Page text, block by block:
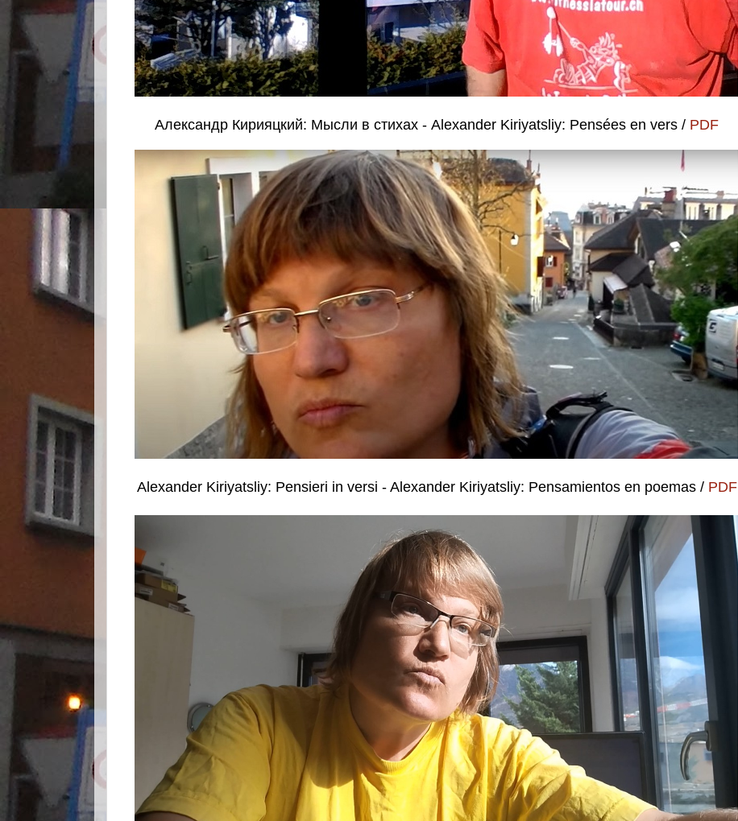
Александр Кирияцкий: Мысли в стихах - Alexander Kiriyatsliy: Pensées en vers / PDF
Alexander Kiriyatsliy: Pensieri in versi - Alexander Kiriyatsliy: Pensamientos en poemas / PDF